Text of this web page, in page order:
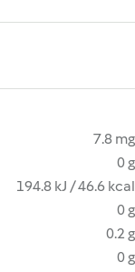
7.8 mg
0 g
194.8 kJ / 46.6 kcal
0 g
0.2 g
0 g